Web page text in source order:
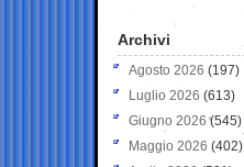
Archivi
Agosto 2026 (197)
Luglio 2026 (613)
Giugno 2026 (545)
Maggio 2026 (402)